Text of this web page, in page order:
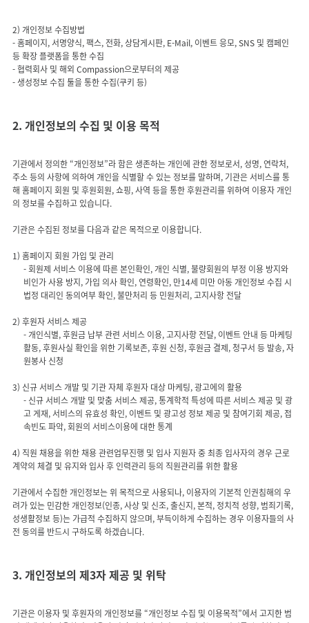
2) 개인정보 수집방법
- 홈페이지, 서명양식, 팩스, 전화, 상담게시판, E-Mail, 이벤트 응모, SNS 및 캠페인
등 확장 플랫폼을 통한 수집
- 협력회사 및 해외 Compassion으로부터의 제공
2. 개인정보의 수집 및 이용 목적
기관에서 정의한 “개인정보”라 함은 생존하는 개인에 관한 정보로서, 성명, 연락처,
주소 등의 사항에 의하여 개인을 식별할 수 있는 정보를 말하며, 기관은 서비스를 통
해 홈페이지 회원 및 후원회원, 쇼핑, 사역 등을 통한 후원관리를 위하여 이용자 개인
의 정보를 수집하고 있습니다.
기관은 수집된 정보를 다음과 같은 목적으로 이용합니다.
- 회원제 서비스 이용에 따른 본인확인, 개인 식별, 불량회원의 부정 이용 방지와
비인가 사용 방지, 가입 의사 확인, 연령확인, 만14세 미만 아동 개인정보 수집 시
법정 대리인 동의여부 확인, 불만처리 등 민원처리, 고지사항 전달
2) 후원자 서비스 제공
- 개인식별, 후원금 납부 관련 서비스 이용, 고지사항 전달, 이벤트 안내 등 마케팅
활동, 후원사실 확인을 위한 기록보존, 후원 신청, 후원금 결제, 청구서 등 발송, 자
원봉사 신청
3) 신규 서비스 개발 및 기관 자체 후원자 대상 마케팅, 광고에의 활용
- 신규 서비스 개발 및 맞춤 서비스 제공, 통계학적 특성에 따른 서비스 제공 및 광
고 게재, 서비스의 유효성 확인, 이벤트 및 광고성 정보 제공 및 참여기회 제공, 접
속빈도 파악, 회원의 서비스이용에 대한 통계
4) 직원 채용을 위한 채용 관련업무진행 및 입사 지원자 중 최종 입사자의 경우 근로
계약의 체결 및 유지와 입사 후 인력관리 등의 직원관리를 위한 활용
기관에서 수집한 개인정보는 위 목적으로 사용되나, 이용자의 기본적 인권침해의 우
려가 있는 민감한 개인정보(인종, 사상 및 신조, 출신지, 본적, 정치적 성향, 범죄기록,
성생활정보 등)는 가급적 수집하지 않으며, 부득이하게 수집하는 경우 이용자들의 사
전 동의를 반드시 구하도록 하겠습니다.
3. 개인정보의 제3자 제공 및 위탁
기관은 이용자 및 후원자의 개인정보를 “개인정보 수집 및 이용목적”에서 고지한 범